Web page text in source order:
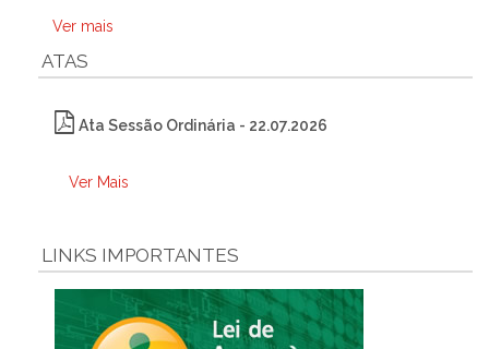
Ver mais
ATAS
Ata Sessão Ordinária - 22.07.2026
Ver Mais
LINKS IMPORTANTES